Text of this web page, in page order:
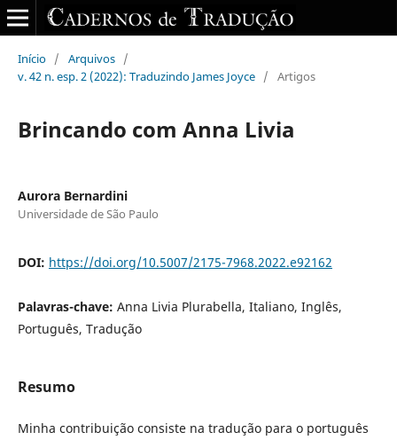
Início / Arquivos /
v. 42 n. esp. 2 (2022): Traduzindo James Joyce / Artigos
Brincando com Anna Livia
Aurora Bernardini
Universidade de São Paulo
DOI: https://doi.org/10.5007/2175-7968.2022.e92162
Palavras-chave: Anna Livia Plurabella, Italiano, Inglês,
Português, Tradução
Resumo
Minha contribuição consiste na tradução para o português